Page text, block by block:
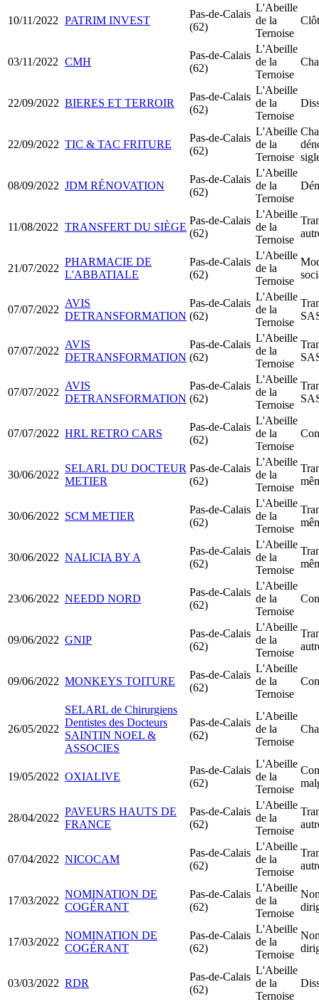
10/11/2022 PATRIM INVEST
Pas-de-Calais
(62)
L'Abeille
de la
Ternoise
03/11/2022 CMH
Pas-de-Calais
(62)
L'Abeille
de la
Ternoise
22/09/2022 BIERES ET TERROIR
Pas-de-Calais
(62)
L'Abeille
de la
Ternoise
22/09/2022 TIC & TAC FRITURE
Pas-de-Calais
(62)
L'Abeille
de la
Ternoise
08/09/2022 JDM RÉNOVATION
Pas-de-Calais
(62)
L'Abeille
de la
Ternoise
11/08/2022 TRANSFERT DU SIÈGE
Pas-de-Calais
(62)
L'Abeille
de la
Ternoise
21/07/2022
PHARMACIE DE
L'ABBATIALE
Pas-de-Calais
(62)
L'Abeille
de la
Ternoise
07/07/2022
AVIS
DETRANSFORMATION
Pas-de-Calais
(62)
L'Abeille
de la
Ternoise
07/07/2022
AVIS
DETRANSFORMATION
Pas-de-Calais
(62)
L'Abeille
de la
Ternoise
07/07/2022
AVIS
DETRANSFORMATION
Pas-de-Calais
(62)
L'Abeille
de la
Ternoise
07/07/2022 HRL RETRO CARS
Pas-de-Calais
(62)
L'Abeille
de la
Ternoise
30/06/2022
SELARL DU DOCTEUR
METIER
Pas-de-Calais
(62)
L'Abeille
de la
Ternoise
30/06/2022 SCM METIER
Pas-de-Calais
(62)
L'Abeille
de la
Ternoise
30/06/2022 NALICIA BY A
Pas-de-Calais
(62)
L'Abeille
de la
Ternoise
23/06/2022 NEEDD NORD
Pas-de-Calais
(62)
L'Abeille
de la
Ternoise
09/06/2022 GNIP
Pas-de-Calais
(62)
L'Abeille
de la
Ternoise
09/06/2022 MONKEYS TOITURE
Pas-de-Calais
(62)
L'Abeille
de la
Ternoise
26/05/2022
SELARL de Chirurgiens
Dentistes des Docteurs
SAINTIN NOEL &
ASSOCIES
Pas-de-Calais
(62)
L'Abeille
de la
Ternoise
19/05/2022 OXIALIVE
Pas-de-Calais
(62)
L'Abeille
de la
Ternoise
28/04/2022
PAVEURS HAUTS DE
FRANCE
Pas-de-Calais
(62)
L'Abeille
de la
Ternoise
07/04/2022 NICOCAM
Pas-de-Calais
(62)
L'Abeille
de la
Ternoise
17/03/2022
NOMINATION DE
COGÉRANT
Pas-de-Calais
(62)
L'Abeille
de la
Ternoise
17/03/2022
NOMINATION DE
COGÉRANT
Pas-de-Calais
(62)
L'Abeille
de la
Ternoise
03/03/2022 RDR
Pas-de-Calais
(62)
L'Abeille
de la
Ternoise